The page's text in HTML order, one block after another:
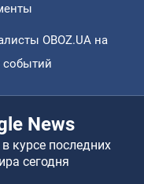
OBOZ.UA на
событий
News
курсе последних
сегодня